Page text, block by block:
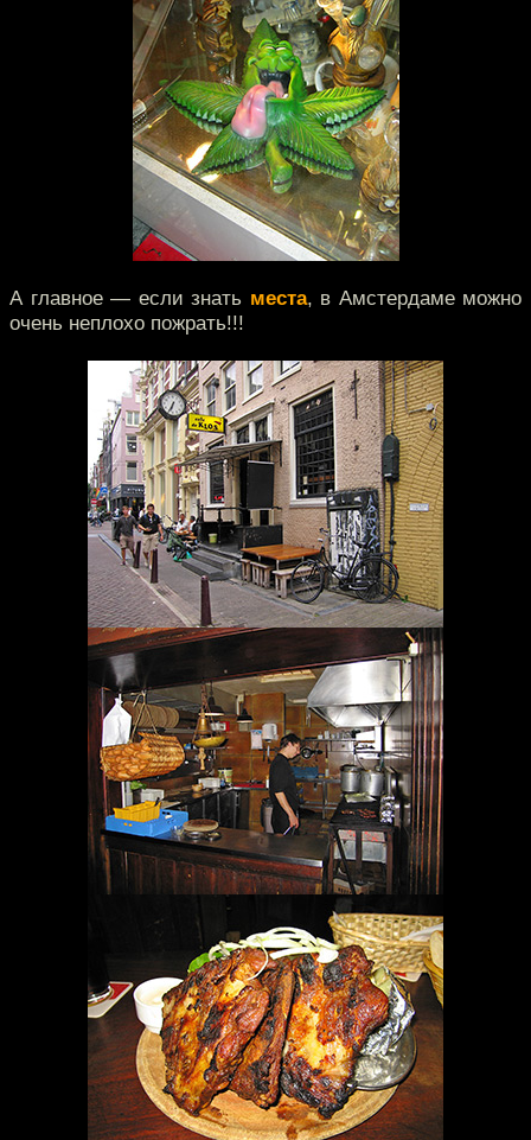
А главное — если знать места, в Амстердаме можно
очень неплохо пожрать!!!